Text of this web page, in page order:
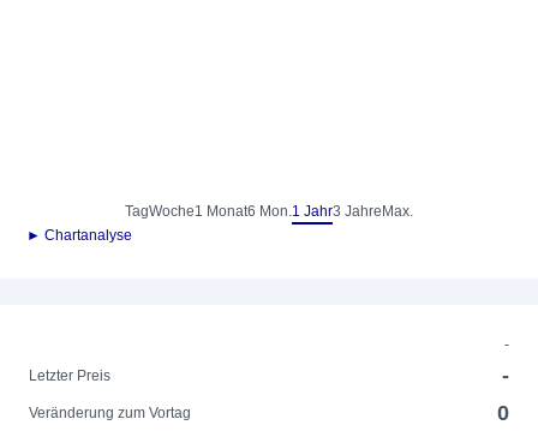
TagWoche1 Monat6 Mon.1 Jahr3 Jahre Max.
► Chartanalyse
-
Letzter Preis
-
Veränderung zum Vortag 0